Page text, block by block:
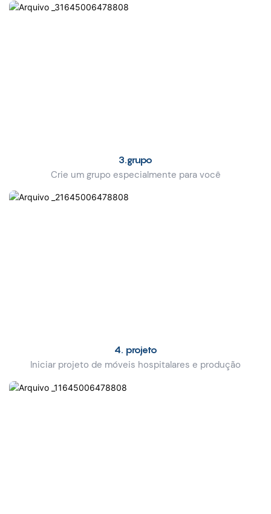
3.grupo
Crie um grupo especialmente para você
4. projeto
Iniciar projeto de móveis hospitalares e produção